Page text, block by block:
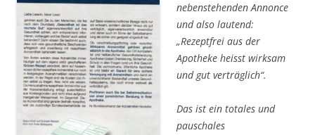
nebenstehenden Annonce
und also lautend:
„Rezeptfrei aus der
Apotheke heisst wirksam
und gut verträglich“.
Das ist ein totales und
pauschales